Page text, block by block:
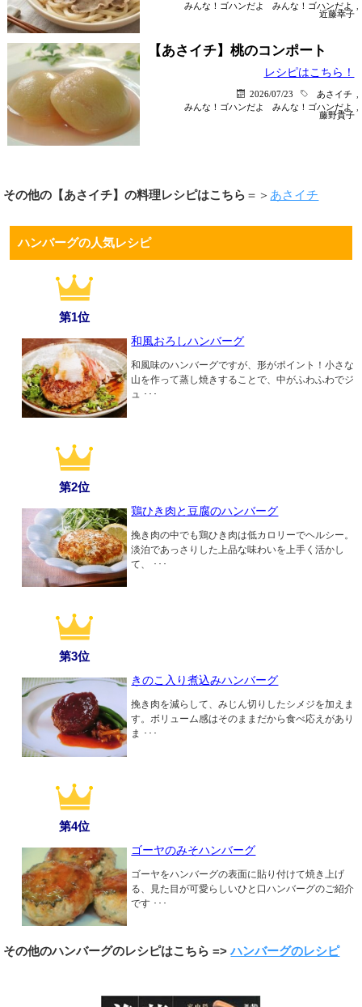
みんな！ゴハンだよ
みんな！ゴハンだよ
近藤幸子
【あさイチ】桃のコンポート
レシピはこちら！
2026/07/23 あさイチ
みんな！ゴハンだよ
みんな！ゴハンだよ
藤野貴子
その他の【あさイチ】の料理レシピはこちら ＝＞ あさイチ
ハンバーグの人気レシピ
第1位
和風おろしハンバーグ
和風味のハンバーグですが、形がポイント！小さな
山を作って蒸し焼きすることで、中がふわふわでジ
ュ ･･･
第2位
鶏ひき肉と豆腐のハンバーグ
挽き肉の中でも鶏ひき肉は低カロリーでヘルシー。
淡泊であっさりした上品な味わいを上手く活かし
て、 ･･･
第3位
きのこ入り煮込みハンバーグ
挽き肉を減らして、みじん切りしたシメジを加えま
す。ボリューム感はそのままだから食べ応えがあり
ま ･･･
第4位
ゴーヤのみそハンバーグ
ゴーヤをハンバーグの表面に貼り付けて焼き上げ
る、見た目が可愛らしいひと口ハンバーグのご紹介
です ･･･
その他のハンバーグのレシピはこちら =>ハンバーグのレシピ